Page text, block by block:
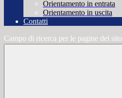
Orientamento in entrata
Orientamento in uscita
Contatti
Campo di ricerca per le pagine del sito